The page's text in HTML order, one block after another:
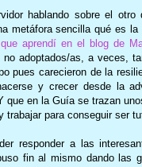
hablando sobre el
metáfora sencilla qué es la
aprendí en el blog de
adoptados/as, a veces,
pues carecieron de la
y crecer desde la
que en la Guíase trazan
trabajar para conseguir ser
responder a las
fin al mismo dando las